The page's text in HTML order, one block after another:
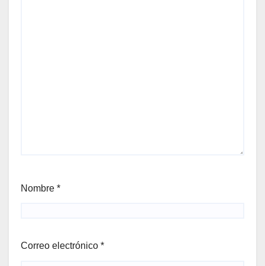
Nombre *
Correo electrónico *